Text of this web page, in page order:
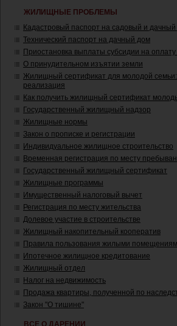
ЖИЛИЩНЫЕ ПРОБЛЕМЫ
Кадастровый паспорт на садовый и
Технический паспорт на дачный дом
Приостановка выплаты субсидии на
О принудительном изъятии земли
Жилищный сертификат для молодой семьи:
реализация
Как получить жилищный сертификат
Государственный жилищный надзор
Жилищные нормы
Закон о прописке и регистрации
Индивидуальное жилищное строительство
Временная регистрация по месту
Государственный жилищный сертификат
Жилищные программы
Имущественный налоговый вычет
Регистрация по месту жительства
Долевое участие в строительстве
Жилищный накопительный кооператив
Правила пользования жилыми
Ипотечное жилищное кредитование
Жилищный отдел
Налог на недвижимость
Продажа квартиры, полученной по
Закон "О тишине"
ВСЕ О ДАРЕНИИ